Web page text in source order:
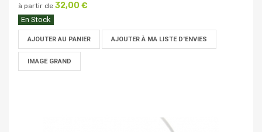
à partir de 32,00 €
En Stock
AJOUTER AU PANIER AJOUTER À MA LISTE D'ENVIES
IMAGE GRAND